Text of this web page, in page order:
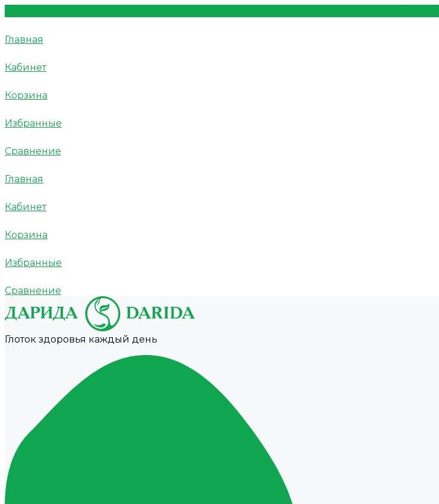
Главная
Кабинет
Корзина
Избранные
Сравнение
Главная
Кабинет
Корзина
Избранные
Сравнение
Глоток здоровья каждый день